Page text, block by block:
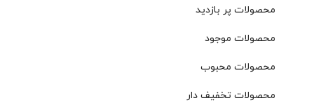
محصولات پر بازدید
محصولات موجود
محصولات محبوب
محصولات تخفیف دار